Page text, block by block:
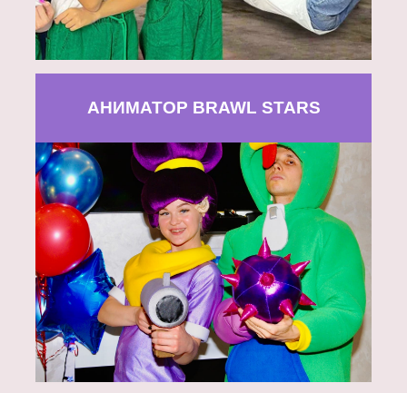
АНИМАТОР BRAWL STARS